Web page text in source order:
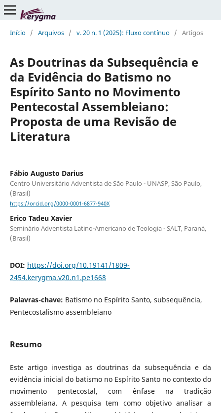
Início / Arquivos / v. 20 n. 1 (2025): Fluxo contínuo / Artigos
As Doutrinas da Subsequência e
da Evidência do Batismo no
Espírito Santo no Movimento
Pentecostal Assembleiano:
Proposta de uma Revisão de
Literatura
Fábio Augusto Darius
Centro Universitário Adventista de São Paulo - UNASP, São Paulo,
(Brasil)
https://orcid.org/0000-0001-6877-940X
Erico Tadeu Xavier
Seminário Adventista Latino-Americano de Teologia - SALT, Paraná,
(Brasil)
DOI: https://doi.org/10.19141/1809-
2454.kerygma.v20.n1.pe1668
Palavras-chave: Batismo no Espírito Santo, subsequência,
Pentecostalismo assembleiano
Resumo
Este artigo investiga as doutrinas da subsequência e da
evidência inicial do batismo no Espírito Santo no contexto do
movimento pentecostal, com ênfase na tradição
assembleiana. A pesquisa tem como objetivo analisar a